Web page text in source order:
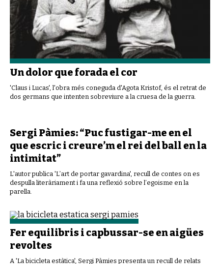
Un dolor que forada el cor
'Claus i Lucas', l'obra més coneguda d'Agota Kristof, és el retrat de
dos germans que intenten sobreviure a la cruesa de la guerra.
Sergi Pàmies: “Puc fustigar-me en el
que escric i creure’m el rei del ball en la
intimitat”
L'autor publica 'L’art de portar gavardina', recull de contes on es
despulla literàriament i fa una reflexió sobre l’egoisme en la
parella.
Fer equilibris i capbussar-se en aigües
revoltes
A 'La bicicleta estàtica', Sergi Pàmies presenta un recull de relats